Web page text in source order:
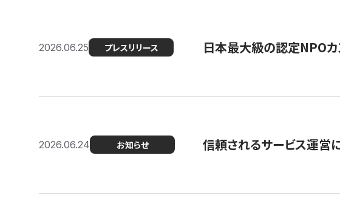
2026.06.25 プレスリリース 日本最大級の認定NPO
2026.06.24 お知らせ 信頼されるサービス運営